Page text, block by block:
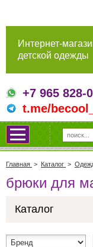
Интернет-
детской одежды
+7 965 828-
t.me/
Главная > Каталог >
брюки для
Каталог